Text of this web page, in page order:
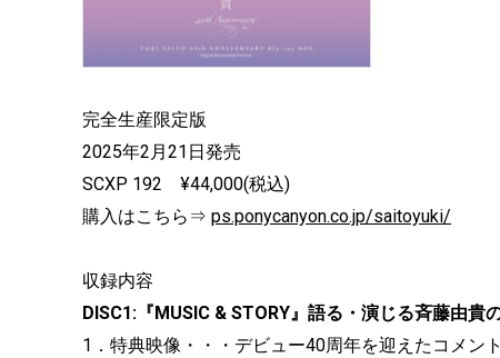
完全生産限定版
2025年2月21日発売
SCXP 192 ¥44,000(税込)
購入はこちら⇒ ps.ponycanyon.co.jp/saitoyuki/
収録内容
DISC1:『MUSIC & STORY』語る・演じる斉藤由貴
1．特典映像・・・デビュー40周年を迎えたコメン